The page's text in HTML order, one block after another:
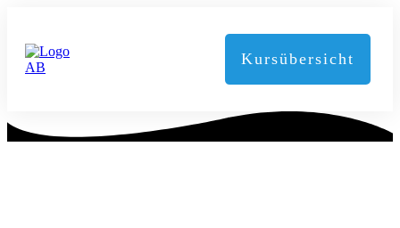
Kursübersicht